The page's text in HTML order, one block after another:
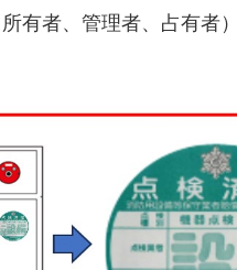
有者、管理者、占有者